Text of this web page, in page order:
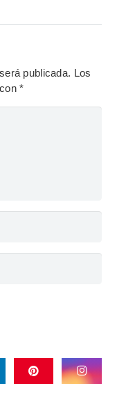
publicada. Los
*